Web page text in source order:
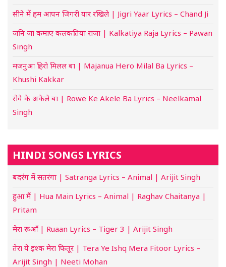
सीने में हम आपन जिगरी यार रखिले | Jigri Yaar Lyrics – Chand Ji
जनि जा कमाए कलकतिया राजा | Kalkatiya Raja Lyrics – Pawan
Singh
मजनुआ हिरो मिलल बा | Majanua Hero Milal Ba Lyrics –
Khushi Kakkar
रोवे के अकेले बा | Rowe Ke Akele Ba Lyrics – Neelkamal
Singh
HINDI SONGS LYRICS
बदरंग में सतरंगा | Satranga Lyrics – Animal | Arijit Singh
हुआ मैं | Hua Main Lyrics – Animal | Raghav Chaitanya |
Pritam
मेरा रूआँ | Ruaan Lyrics – Tiger 3 | Arijit Singh
तेरा ये इश्क मेरा फितूर | Tera Ye Ishq Mera Fitoor Lyrics –
Arijit Singh | Neeti Mohan